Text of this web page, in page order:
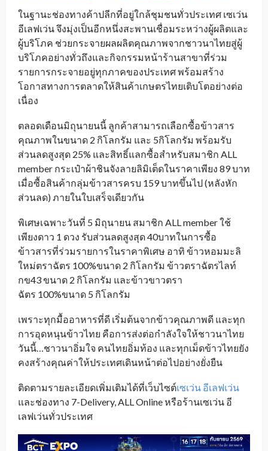
ในฐานะช่องทางค้าปลีกที่อยู่ใกล้ชุมชนทั่วประเทศ เซเว่น
อีเลฟเว่น จึงมุ่งเป็นอีกหนึ่งสะพานเชื่อมระหว่างผู้ผลิตและ
ผู้บริโภค ช่วยกระจายผลผลิตคุณภาพจากชาวนาไทยสู่ผู้
บริโภคอย่างทั่วถึงและกิจกรรมหน้าร้านสาขาที่ร่วม
รายการกระจายอยู่ทุกภาคของประเทศ พร้อมสร้าง
โอกาสทางการตลาดให้สินค้าเกษตรไทยเติบโตอย่างต่อ
เนื่อง
ตลอดเดือนมิถุนายนนี้ ลูกค้าสามารถเลือกซื้อข้าวสาร
คุณภาพในขนาด 2 กิโลกรัม และ 5กิโลกรัม พร้อมรับ
ส่วนลดสูงสุด 25% และสิทธิ์แลกซื้อสำหรับสมาชิก ALL
member กระเป๋าผ้าชินจังลายลิมิเต็ดในราคาเพียง 89 บาท
เมื่อซื้อสินค้ากลุ่มข้าวสารครบ 159 บาทขึ้นไป (หลังหัก
ส่วนลด) ภายในใบเสร็จเดียวกัน
พิเศษเฉพาะวันที่ 5 มิถุนายน สมาชิก ALL member ใช้
เพียงดาว 1 ดวง รับส่วนลดสูงสุด 40บาทในการซื้อ
ข้าวสารที่ร่วมรายการในราคาพิเศษ อาทิ ข้าวหอมมะลิ
ใหม่ตราฉัตร 100%ขนาด 2 กิโลกรัม ข้าวตราฉัตรไลท์
กข43 ขนาด 2 กิโลกรัม และข้าวขาวตรา
ฉัตร 100%ขนาด 5 กิโลกรัม
เพราะทุกมื้ออาหารที่ดี เริ่มต้นจากข้าวคุณภาพดี และทุก
การอุดหนุนข้าวไทย คือการส่งต่อกำลังใจให้ชาวนาไทย
วันนี้…ชาวนาอิ่มใจ คนไทยอิ่มท้อง และทุกเม็ดข้าวไทยยัง
คงสร้างคุณค่าให้ประเทศเดินหน้าต่อไปอย่างยั่งยืน
ติดตามรายละเอียดเพิ่มเติมได้ที่เว็บไซต์เซเว่น อีเลฟเว่น
และช่องทาง 7-Delivery, ALL Online หรือร้านเซเว่น อี
เลฟเว่นทั่วประเทศ